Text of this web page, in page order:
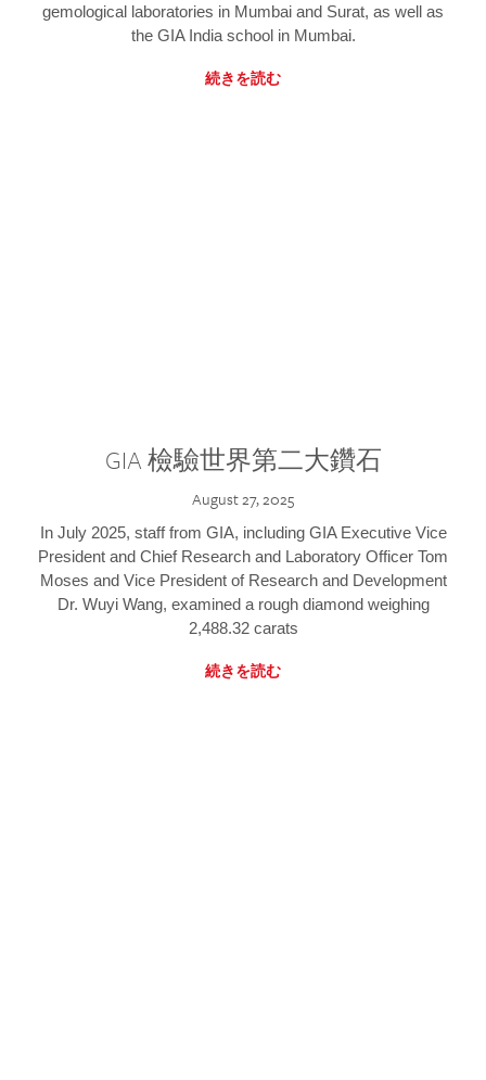
gemological laboratories in Mumbai and Surat, as well as
the GIA India school in Mumbai.
続きを読む
GIA 檢驗世界第二大鑽石
August 27, 2025
In July 2025, staff from GIA, including GIA Executive Vice
President and Chief Research and Laboratory Officer Tom
Moses and Vice President of Research and Development
Dr. Wuyi Wang, examined a rough diamond weighing
2,488.32 carats
続きを読む